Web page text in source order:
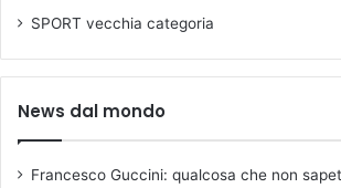
SPORT vecchia categoria
News dal mondo
Francesco Guccini: qualcosa che non